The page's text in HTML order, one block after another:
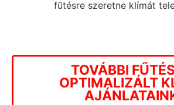
fűtésre szeretne klímát
TOVÁBBI
OPTIMALIZÁLT